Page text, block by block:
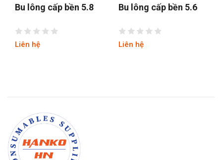
Bu lông cấp bền 5.8
Liên hệ
Bu lông cấp bền 5.6
Liên hệ